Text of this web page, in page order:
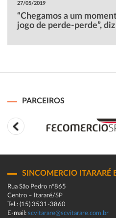
27/05/2019
“Chegamos a um
jogo de perde-perde”,
PARCEIROS
SINCOMERCIO ITARARÉ
Rua São Pedro n°865
Centro – Itararé/SP
Tel.: (15) 3531-3860
E-mail: scvitarare@scvitarare.com.br